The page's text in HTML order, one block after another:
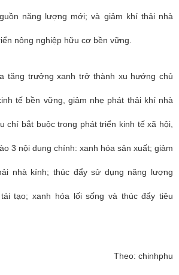
năng lượng mới; và giảm khí thải nhà
nông nghiệp hữu cơ bền vững.
tăng trưởng xanh trở thành xu hướng chủ
tế bền vững, giảm nhẹ phát thải khí nhà
chí bắt buộc trong phát triển kinh tế xã hội,
3 nội dung chính: xanh hóa sản xuất; giảm
nhà kính; thúc đẩy sử dụng năng lượng
tạo; xanh hóa lối sống và thúc đẩy tiêu
Theo: chinhphu